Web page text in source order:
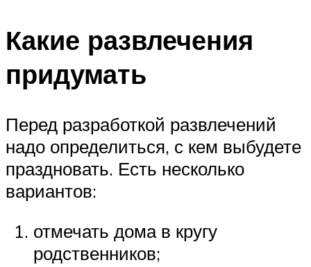
Какие развлечения
придумать
Перед разработкой развлечений
надо определиться, с кем выбудете
праздновать. Есть несколько
вариантов:
отмечать дома в кругу
родственников;